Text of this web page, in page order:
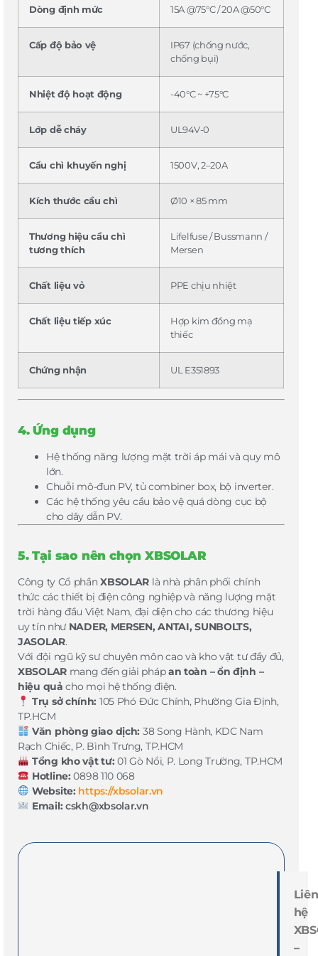
Dòng định mức 15A @75°C / 20A @50°C
Cấp độ bảo vệ
IP67 (chống nước,
chống bụi)
Nhiệt độ hoạt động -40°C ~ +75°C
Lớp dễ cháy UL94V-0
Cầu chì khuyến nghị 1500V, 2–20A
Kích thước cầu chì Ø10 × 85 mm
Thương hiệu cầu chì
tương thích
Lifelfuse / Bussmann /
Mersen
Chất liệu vỏ PPE chịu nhiệt
Chất liệu tiếp xúc
Hợp kim đồng mạ
thiếc
Chứng nhận UL E351893
4. Ứng dụng
Hệ thống năng lượng mặt trời áp mái và quy mô
lớn.
Chuỗi mô-đun PV, tủ combiner box, bộ inverter.
Các hệ thống yêu cầu bảo vệ quá dòng cục bộ
cho dây dẫn PV.
5. Tại sao nên chọn XBSOLAR
Công ty Cổ phầnXBSOLAR là nhà phân phối chính
thức các thiết bị điện công nghiệp và năng lượng mặt
trời hàng đầu Việt Nam, đại diện cho các thương hiệu
uy tín như NADER, MERSEN, ANTAI, SUNBOLTS,
JASOLAR.
Với đội ngũ kỹ sư chuyên môn cao và kho vật tư đầy đủ,
XBSOLARmang đến giải phápan toàn – ổn định –
hiệu quả cho mọi hệ thống điện.
Trụ sở chính: 105 Phó Đức Chính, Phường Gia Định,
TP.HCM
Văn phòng giao dịch: 38 Song Hành, KDC Nam
Rạch Chiếc, P. Bình Trưng, TP.HCM
Tổng kho vật tư: 01 Gò Nổi, P. Long Trường, TP.HCM
Hotline: 0898 110 068
Website: https://xbsolar.vn
Email: cskh@xbsolar.vn
Liên
hệ
–